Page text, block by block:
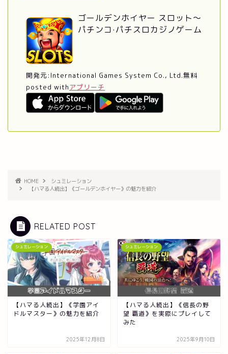
ゴールデンホイヤー スロット〜
パチンコ·パチスロカジノゲーム
開発元: International Games System Co., Ltd.無料
posted with アプリーチ
HOME
シュミレーション
【ハマる人続出】《ゴールデンホイヤー》の魅力を紹介
RELATED POST
シュミレーション
【ハマる人続出】《学園アイ
ドルマスター》の魅力を紹介
2025年12月8日
シュミレーション
【ハマる人続出】《信長の野
望 覇道》を実際にプレイして
みた
2025年9月10日